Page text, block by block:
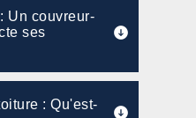
Un couvreur-
ses
: Qu'est-